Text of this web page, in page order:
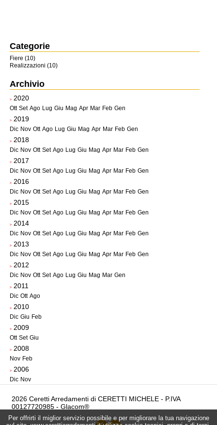
Categorie
Fiere (10)
Realizzazioni (10)
Archivio
> 2020
Ott Set Ago Lug Giu Mag Apr Mar Feb Gen
> 2019
Dic Nov Ott Ago Lug Giu Mag Apr Mar Feb Gen
> 2018
Dic Nov Ott Set Ago Lug Giu Mag Apr Mar Feb Gen
> 2017
Dic Nov Ott Set Ago Lug Giu Mag Apr Mar Feb Gen
> 2016
Dic Nov Ott Set Ago Lug Giu Mag Apr Mar Feb Gen
> 2015
Dic Nov Ott Set Ago Lug Giu Mag Apr Mar Feb Gen
> 2014
Dic Nov Ott Set Ago Lug Giu Mag Apr Mar Feb Gen
> 2013
Dic Nov Ott Set Ago Lug Giu Mag Apr Mar Feb Gen
> 2012
Dic Nov Ott Set Ago Lug Giu Mag Mar Gen
> 2011
Dic Ott Ago
> 2010
Dic Giu Feb
> 2009
Ott Set Giu
> 2008
Nov Feb
> 2006
Dic Nov
2026 Ceretti Arredamenti di CERETTI MICHELE - P.IVA
00127720985 -Glacom®
Per offrirti il miglior servizio possibile e per migliorare la tua navigazione